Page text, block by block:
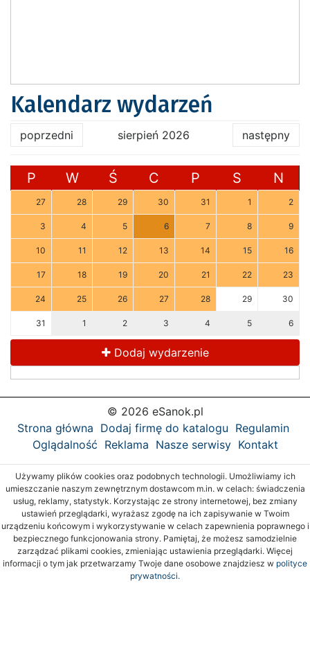
Kalendarz wydarzeń
poprzedni sierpień 2026 następny
P W Ś C P S N
27 28 29 30 31 1 2
3 4 5 6 7 8 9
10 11 12 13 14 15 16
17 18 19 20 21 22 23
24 25 26 27 28 29 30
31 1 2 3 4 5 6
Dodaj wydarzenie
© 2026 eSanok.pl
Strona główna Dodaj firmę do katalogu Regulamin
Oglądalność Reklama Nasze serwisy Kontakt
Używamy plików cookies oraz podobnych technologii. Umożliwiamy ich
umieszczanie naszym zewnętrznym dostawcom m.in. w celach: świadczenia
usług, reklamy, statystyk. Korzystając ze strony internetowej, bez zmiany
ustawień przeglądarki, wyrażasz zgodę na ich zapisywanie w Twoim
urządzeniu końcowym i wykorzystywanie w celach zapewnienia poprawnego i
bezpiecznego funkcjonowania strony. Pamiętaj, że możesz samodzielnie
zarządzać plikami cookies, zmieniając ustawienia przeglądarki. Więcej
informacji o tym jak przetwarzamy Twoje dane osobowe znajdziesz w polityce
prywatności.